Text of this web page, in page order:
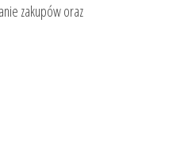
zakupów oraz